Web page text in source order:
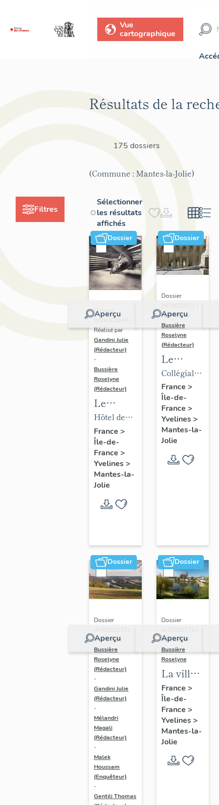
Vue
cartographique
Filtres
Résultats de la
175 dossiers
(Commune : Mantes-la-Jolie)
Sélectionner
les résultats
affichés
Dossier
Aperçu
Dossier
IM78002649 |
Réalisé par
Gandini Julie
(Rédacteur)
-
Bussière
Roselyne
(Rédacteur)
Le
mobilier
de l'hôtel
de ville
Hôtel de
ville
France >
Île-de-
France >
Yvelines>
Mantes-la-
Jolie
Dossier
Aperçu
Dossier
Réalisé par
Bussière
Roselyne
(Rédacteur)
Le
mobilier
de la
collégiale
Collégiale
Notre-
Dame
France >
Île-de-
France >
Yvelines>
Mantes-la-
Jolie
Dossier
Aperçu
Dossier
Réalisé par
Bussière
Roselyne
(Rédacteur)
-
Gandini Julie
(Rédacteur)
-
Mélandri
Magali
(Rédacteur)
-
Malek
Houssam
(Enquêteur)
-
Gentili Thomas
Dossier
Aperçu
Dossier
Réalisé par
Bussière
Roselyne
La ville
de
Mantes-
la-Jolie
France >
Île-de-
France >
Yvelines>
Mantes-la-
Jolie